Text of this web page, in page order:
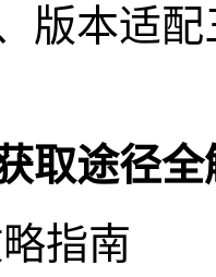
版本适
取途径全
指南